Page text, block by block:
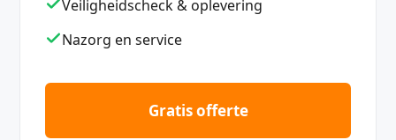
Veiligheidscheck & oplevering
Nazorg en service
Gratis offerte